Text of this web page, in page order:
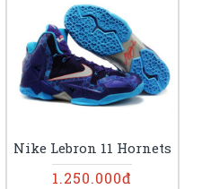
Nike Lebron 11 Hornets
1.250.000đ